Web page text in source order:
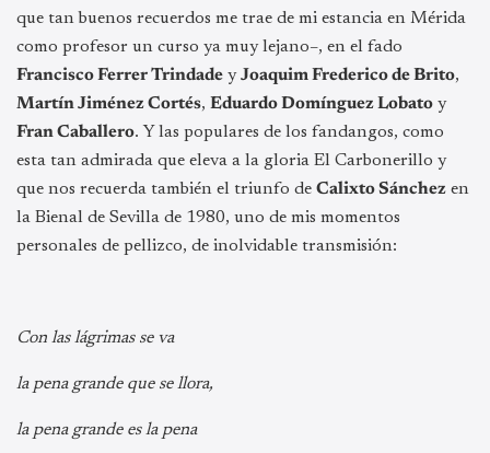
que tan buenos recuerdos me trae de mi estancia en Mérida
como profesor un curso ya muy lejano–, en el fado
Francisco Ferrer Trindade yJoaquim Frederico de Brito,
Martín Jiménez Cortés, Eduardo Domínguez Lobato y
Fran Caballero. Y las populares de los fandangos, como
esta tan admirada que eleva a la gloria El Carbonerillo y
que nos recuerda también el triunfo de Calixto Sánchez en
la Bienal de Sevilla de 1980, uno de mis momentos
personales de pellizco, de inolvidable transmisión:
Con las lágrimas se va
la pena grande que se llora,
la pena grande es la pena